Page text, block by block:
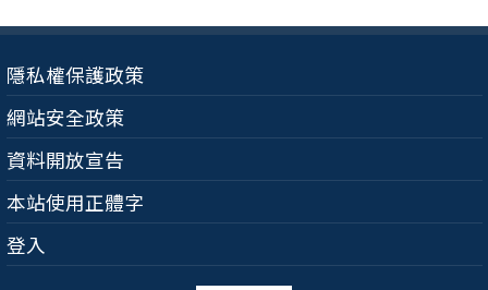
隱私權保護政策
網站安全政策
資料開放宣告
本站使用正體字
登入